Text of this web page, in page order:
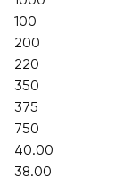
100
200
220
350
375
750
40.00
38.00